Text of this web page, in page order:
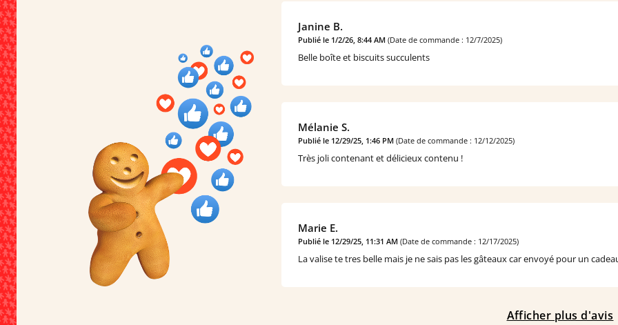
Janine B.
Publié le 1/2/26, 8:44 AM (Date de commande : 12/7/2025)
Belle boîte et biscuits succulents
Mélanie S.
Publié le 12/29/25, 1:46 PM (Date de commande : 12/12/2025)
Très joli contenant et délicieux contenu !
Marie E.
Publié le 12/29/25, 11:31 AM (Date de commande : 12/17/2025)
La valise te tres belle mais je ne sais pas les gâteaux car envoyé pour un
Afficher plus d'avis